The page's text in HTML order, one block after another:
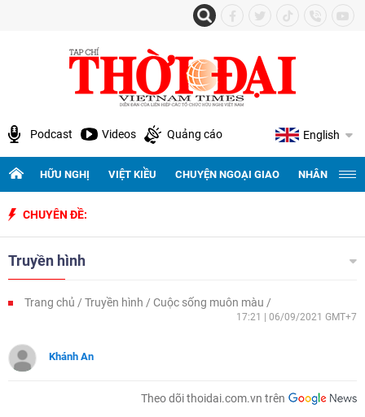
Podcast Videos Quảng cáo English
HỮU NGHỊ VIỆT KIỀU CHUYỆN NGOẠI GIAO NHÂN
CHUYÊN ĐỀ:
Truyền hình
Trang chủ Truyền hình Cuộc sống muôn màu
17:21 | 06/09/2021 GMT+7
Khánh An
Theo dõi thoidai.com.vn trên